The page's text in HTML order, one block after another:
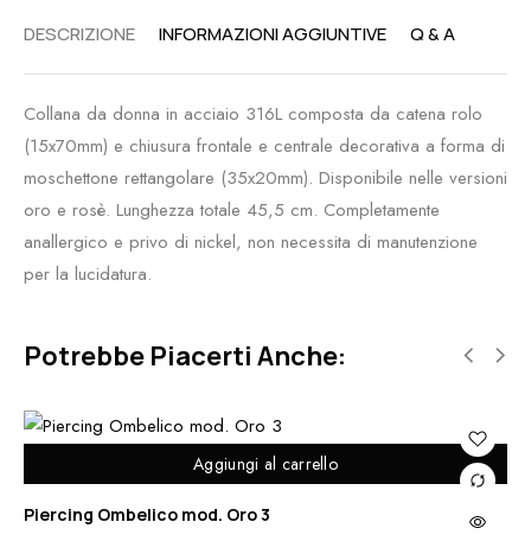
DESCRIZIONE INFORMAZIONI AGGIUNTIVE Q & A
Collana da donna in acciaio 316L composta da catena rolo
(15x70mm) e chiusura frontale e centrale decorativa a forma di
moschettone rettangolare (35x20mm). Disponibile nelle versioni
oro e rosè. Lunghezza totale 45,5 cm. Completamente
anallergico e privo di nickel, non necessita di manutenzione
per la lucidatura.
Potrebbe Piacerti Anche:
Aggiungi al carrello
Piercing Ombelico mod. Oro 3